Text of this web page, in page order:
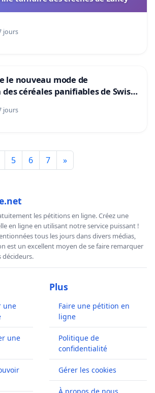
jours
le nouveau mode de
céréales panifiables de Swiss
la teneur en protéines
jours
5 6 7 »
les pétitions en ligne. Créez une
en ligne en utilisant notre service puissant !
tous les jours dans divers médias,
est un excellent moyen de se faire remarquer
décideurs.
une
une
Plus
Faire une pétition en
ligne
Politique de
confidentialité
Gérer les cookies
À propos de nous